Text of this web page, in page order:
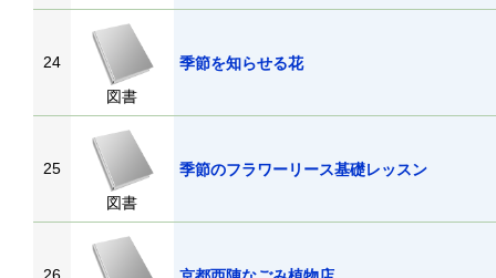
24
図書
季節を知らせる花
25
図書
季節のフラワーリース基礎レッスン